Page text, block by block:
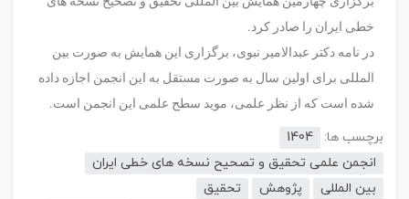
خطی ایران را صادر کرد.
در نامه دکتر عبدالامیر نبوی، برگزاری این همایش به صورت بین
المللی برای اولین سال به صورت مستقل به این انجمن اجازه داده
شده است که از نظر علمی، موید سطح علمی این انجمن است.
برچسب ها:
1404
انجمن علمی تحقیق و تصحیح نسخه های خطی ایران
بین المللی
پژوهش
تحقیق